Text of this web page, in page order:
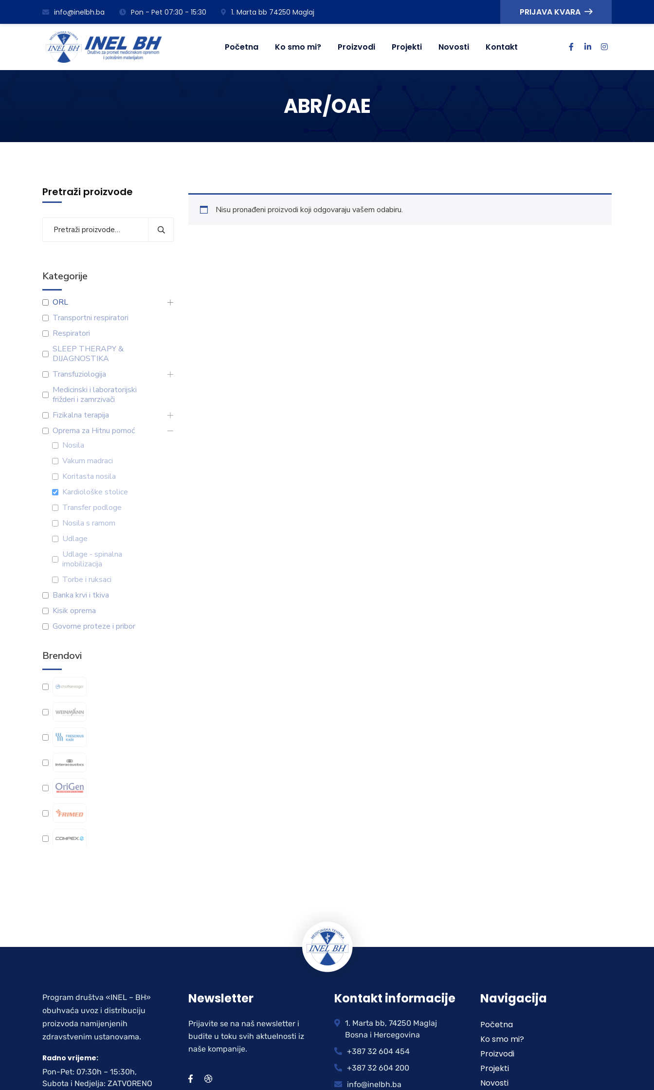
info@inelbh.ba Pon - Pet 07:30 - 15:30 1. Marta bb 74250 Maglaj PRIJAVA KVARA
Početna Ko smo mi? Proizvodi Projekti Novosti Kontakt
ABR/OAE
Nisu pronađeni proizvodi koji odgovaraju vašem odabiru.
Pretraži proizvode
Kategorije
ORL
Transportni respiratori
Respiratori
SLEEP THERAPY &
DIJAGNOSTIKA
Transfuziologija
Medicinski i laboratorijski
frižderi i zamrzivači
Fizikalna terapija
Oprema za Hitnu pomoć
Nosila
Vakum madraci
Koritasta nosila
Kardiološke stolice
Transfer podloge
Nosila s ramom
Udlage
Udlage - spinalna
imobilizacija
Torbe i ruksaci
Banka krvi i tkiva
Kisik oprema
Govorne proteze i pribor
Brendovi
Program društva «INEL – BH»
obuhvaća uvoz i distribuciju
proizvoda namijenjenih
zdravstvenim ustanovama.
Radno vrijeme:
Pon-Pet: 07:30h – 15:30h,
Subota i Nedjelja: ZATVORENO
Newsletter
Prijavite se na naš newsletter i
budite u toku svih aktuelnosti iz
naše kompanije.
Kontakt informacije
1. Marta bb, 74250 Maglaj
Bosna i Hercegovina
+387 32 604 454
+387 32 604 200
info@inelbh.ba
Navigacija
Početna
Ko smo mi?
Proizvodi
Projekti
Novosti